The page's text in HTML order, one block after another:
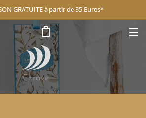
GRATUITE à partir de 35 Euros*
Caravel